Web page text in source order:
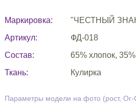
Маркировка:
"ЧЕСТНЫЙ
Артикул:
ФД-018
Состав:
65% хлопок,
Ткань:
Кулирка
Параметры модели на фото (рост,